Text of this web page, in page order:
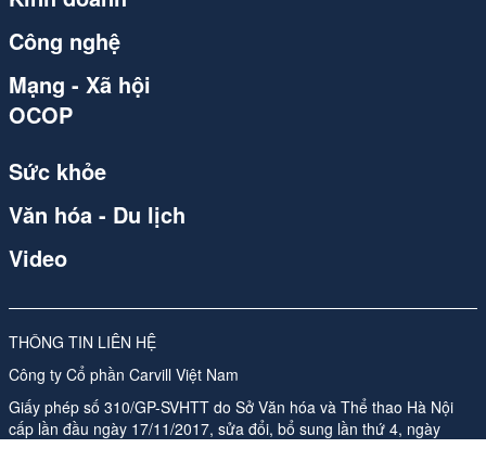
THÔNG TIN LIÊN HỆ
Công ty Cổ phần Carvill Việt Nam
Giấy phép số 310/GP-SVHTT do Sở Văn hóa và Thể thao Hà Nội
cấp lần đầu ngày 17/11/2017, sửa đổi, bổ sung lần thứ 4, ngày
Công nghệ
Mạng - Xã hội
OCOP
Sức khỏe
Văn hóa - Du lịch
Video